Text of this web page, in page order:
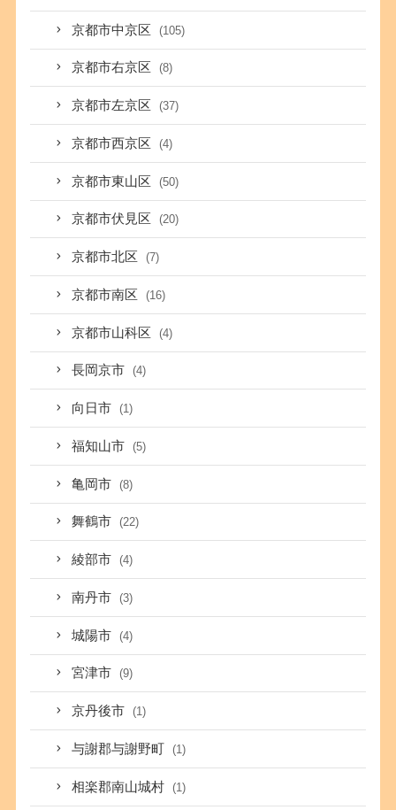
京都市中京区 (105)
京都市右京区 (8)
京都市左京区 (37)
京都市西京区 (4)
京都市東山区 (50)
京都市伏見区 (20)
京都市北区 (7)
京都市南区 (16)
京都市山科区 (4)
長岡京市 (4)
向日市 (1)
福知山市 (5)
亀岡市 (8)
舞鶴市 (22)
綾部市 (4)
南丹市 (3)
城陽市 (4)
宮津市 (9)
京丹後市 (1)
与謝郡与謝野町 (1)
相楽郡南山城村 (1)